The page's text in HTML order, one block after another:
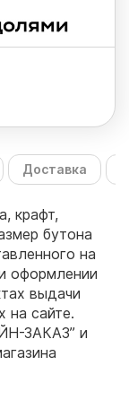
Доставка
крафт,
бутона
на
оформлении
выдачи
на сайте.
ЗАКАЗ” и